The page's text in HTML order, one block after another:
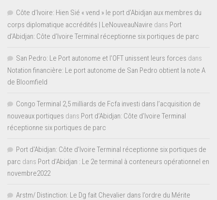
Côte d'Ivoire: Hien Sié « vend » le port d'Abidjan aux membres du
corps diplomatique accrédités | LeNouveauNavire dans Port
d’Abidjan: Côte d’Ivoire Terminal réceptionne six portiques de parc
San Pedro: Le Port autonome et l’OFT unissent leurs forces dans
Notation financière: Le port autonome de San Pedro obtient la note A
de Bloomfield
Congo Terminal 2,5 milliards de Fcfa investi dans l’acquisition de
nouveaux portiques dans Port d’Abidjan: Côte d’Ivoire Terminal
réceptionne six portiques de parc
Port d'Abidjan: Côte d’Ivoire Terminal réceptionne six portiques de
parc dans Port d’Abidjan : Le 2e terminal à conteneurs opérationnel en
novembre2022
Arstm/ Distinction: Le Dg fait Chevalier dans l’ordre du Mérite